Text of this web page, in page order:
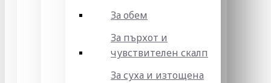
За обем
За пърхот и
чувствителен скалп
За суха и изтощена